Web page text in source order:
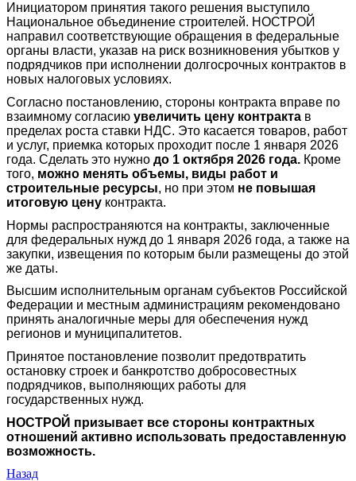
Инициатором принятия такого решения выступило
Национальное объединение строителей. НОСТРОЙ
направил соответствующие обращения в федеральные
органы власти, указав на риск возникновения убытков у
подрядчиков при исполнении долгосрочных контрактов в
новых налоговых условиях.
Согласно постановлению, стороны контракта вправе по
взаимному согласию увеличить цену контракта в
пределах роста ставки НДС. Это касается товаров, работ
и услуг, приемка которых проходит после 1 января 2026
года. Сделать это нужно до 1 октября 2026 года. Кроме
того, можно менять объемы, виды работ и
строительные ресурсы, но при этом не повышая
итоговую цену контракта.
Нормы распространяются на контракты, заключенные
для федеральных нужд до 1 января 2026 года, а также на
закупки, извещения по которым были размещены до этой
же даты.
Высшим исполнительным органам субъектов Российской
Федерации и местным администрациям рекомендовано
принять аналогичные меры для обеспечения нужд
регионов и муниципалитетов.
Принятое постановление позволит предотвратить
остановку строек и банкротство добросовестных
подрядчиков, выполняющих работы для
государственных нужд.
НОСТРОЙ призывает все стороны контрактных
отношений активно использовать предоставленную
возможность.
Назад